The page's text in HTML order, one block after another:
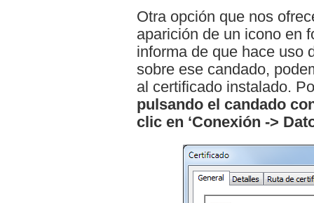
Otra opción que nos
aparición de un icono en
informa de que hace uso
sobre ese candado,
al certificado instalado.
pulsando el candado
clic en ‘Conexión ->